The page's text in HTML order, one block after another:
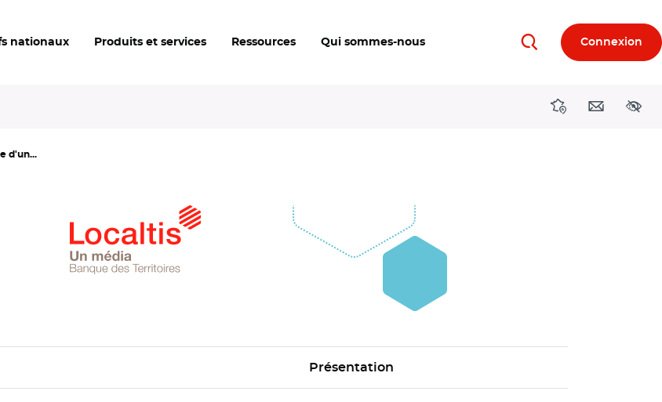
nationaux Produits et services Ressources Qui sommes-nous RechercherConnexion
DirectionsContact
d'un...
Présentation